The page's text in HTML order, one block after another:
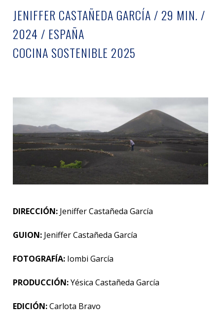
JENIFFER CASTAÑEDA GARCÍA / 29 MIN. /
2024 / ESPAÑA
COCINA SOSTENIBLE 2025
DIRECCIÓN: Jeniffer Castañeda García
GUION: Jeniffer Castañeda García
FOTOGRAFÍA: Iombi García
PRODUCCIÓN:Yésica Castañeda García
EDICIÓN:Carlota Bravo